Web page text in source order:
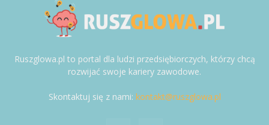
Ruszglowa.pl to portal dla ludzi przedsiębiorczych, którzy chcą
rozwijać swoje kariery zawodowe.
Skontaktuj się z nami: kontakt@ruszglowa.pl